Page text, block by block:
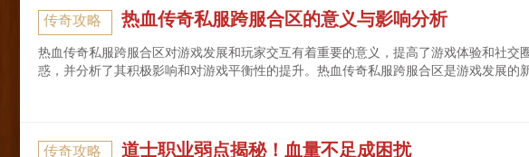
传奇攻略 热血传奇私服跨服合区的意义与影响分析
热血传奇私服跨服合区对游戏发展和玩家交互有着重要的意义，提高了游戏体验和社交
惑，并分析了其积极影响和对游戏平衡性的提升。热血传奇私服跨服合区是游戏发展的
传奇攻略 道士职业弱点揭秘！血量不足成困扰